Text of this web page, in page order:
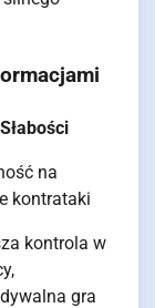
Słabości
na
kontrataki
kontrola w
gra